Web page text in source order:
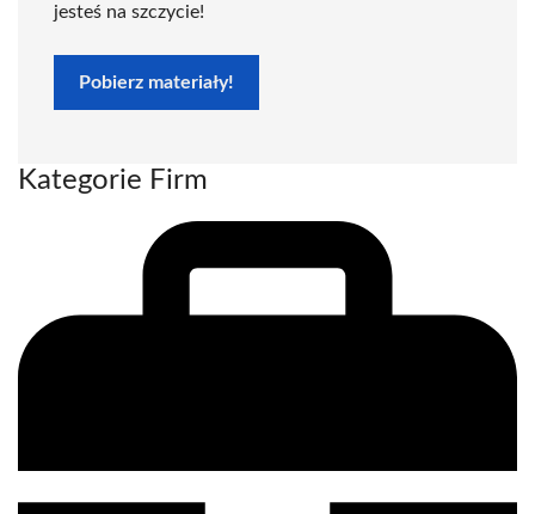
jesteś na szczycie!
Pobierz materiały!
Kategorie Firm